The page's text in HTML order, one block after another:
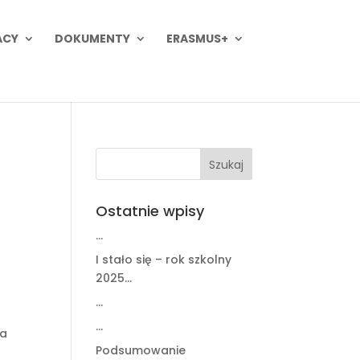
DOKUMENTY ERASMUS+
Ostatnie wpisy
…
I stało się – rok szkolny
2025…
…
…
Podsumowanie